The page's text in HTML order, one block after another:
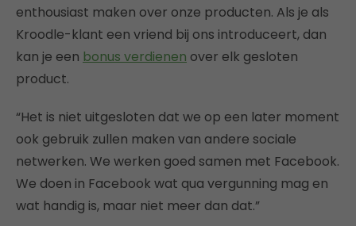
enthousiast maken over onze producten. Als je als
Kroodle-klant een vriend bij ons introduceert, dan
kan je een bonus verdienen over elk gesloten
product.
“Het is niet uitgesloten dat we op een later moment
ook gebruik zullen maken van andere sociale
netwerken. We werken goed samen met Facebook.
We doen in Facebook wat qua vergunning mag en
wat handig is, maar niet meer dan dat.”